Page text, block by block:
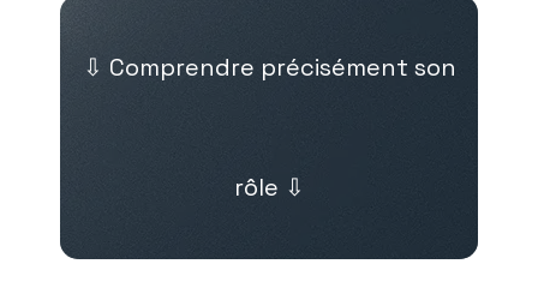
⇩ Comprendre précisément son
rôle ⇩